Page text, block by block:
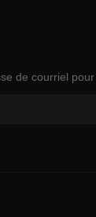
de courriel